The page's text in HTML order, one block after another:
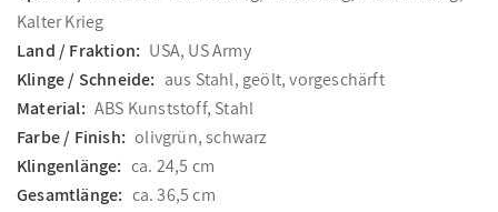
Kalter Krieg
Land / Fraktion: USA, US Army
Klinge / Schneide: aus Stahl, geölt, vorgeschärft
Material: ABS Kunststoff, Stahl
Farbe / Finish: olivgrün, schwarz
Klingenlänge: ca. 24,5 cm
Gesamtlänge: ca. 36,5 cm